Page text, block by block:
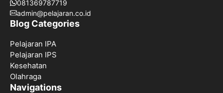
081369787719
admin@pelajaran.co.id
Blog Categories
Pelajaran IPA
Pelajaran IPS
Kesehatan
Olahraga
Navigations